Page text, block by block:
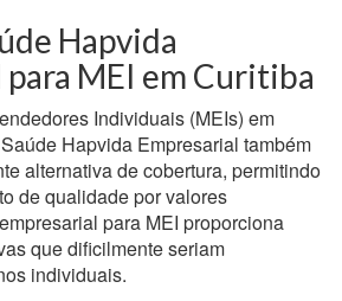
Hapvida
MEI em Curitiba
Individuais (MEIs) em
Hapvida Empresarial também
alternativa de cobertura, permitindo
de qualidade por valores
para MEI proporciona
que dificilmente seriam
individuais.